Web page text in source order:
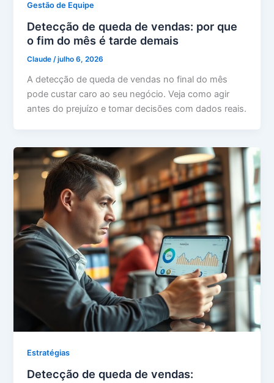
Gestão de Equipe
Detecção de queda de vendas: por que
o fim do mês é tarde demais
Claude/julho 6, 2026
A detecção de queda de vendas no final do mês
pode custar caro ao seu negócio. Veja como agir
antes do prejuízo e tomar decisões com dados reais.
Estratégias
Detecção de queda de vendas: